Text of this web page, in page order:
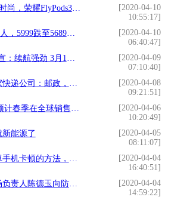
FlyPods3上线，年轻人的首选
[2020-04-10
10:55:17]
5689，网友：最后一部4G手机
[2020-04-10
06:40:47]
航强劲 3月1日发布
[2020-04-09
07:10:40]
政，京东，顺丰，菜鸟快递。
[2020-04-08
09:21:51]
全球销售，续航里程为55公里
[2020-04-06
10:20:49]
能源了
[2020-04-05
08:11:07]
方法，让你的手机变飞快
[2020-04-04
16:40:51]
向防疫一线人员捐赠1000箱苹果
[2020-04-04
14:59:22]